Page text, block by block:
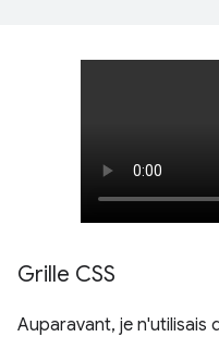
Grille CSS
Auparavant, je n'utilisais